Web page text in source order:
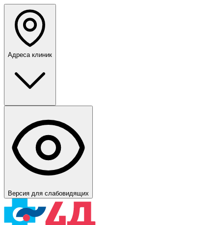
Адреса клиник
Версия для слабовидящих